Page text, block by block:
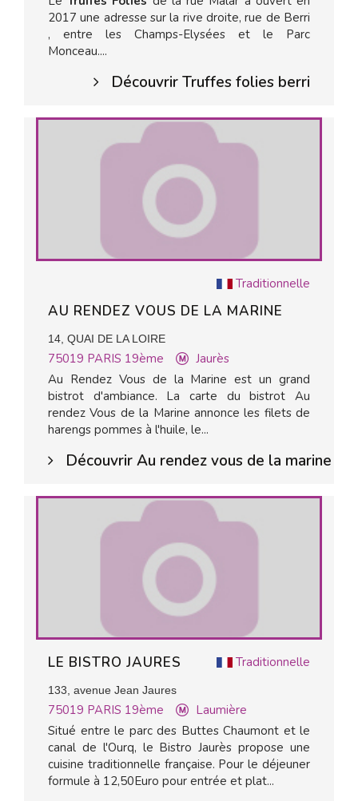
2017 une adresse sur la rive droite, rue de Berri
, entre les Champs-Elysées et le Parc
Monceau....
Découvrir Truffes folies berri
Traditionnelle
AU RENDEZ VOUS DE LA MARINE
14, QUAI DE LA LOIRE
75019 PARIS 19ème
Jaurès
Au Rendez Vous de la Marine est un grand
bistrot d'ambiance. La carte du bistrot Au
rendez Vous de la Marine annonce les filets de
harengs pommes à l'huile, le...
Découvrir Au rendez vous de la marine
Traditionnelle
LE BISTRO JAURES
133, avenue Jean Jaures
75019 PARIS 19ème
Laumière
Situé entre le parc des Buttes Chaumont et le
canal de l'Ourq, le Bistro Jaurès propose une
cuisine traditionnelle française. Pour le déjeuner
formule à 12,50Euro pour entrée et plat...